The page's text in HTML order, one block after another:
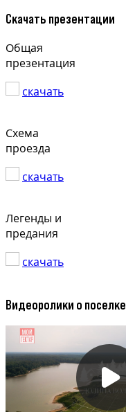
Скачать презентации
Общая
презентация
скачать
Схема
проезда
скачать
Легенды и
предания
скачать
Видеоролики о поселке